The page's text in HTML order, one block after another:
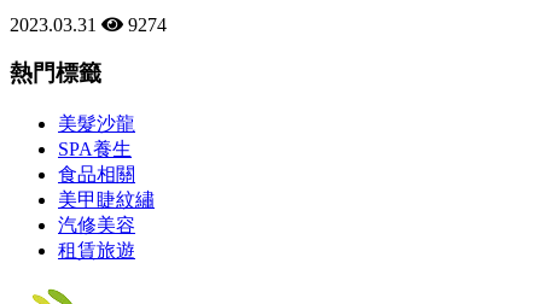
2023.03.31 9274
熱門標籤
美髮沙龍
SPA養生
食品相關
美甲睫紋繡
汽修美容
租賃旅遊